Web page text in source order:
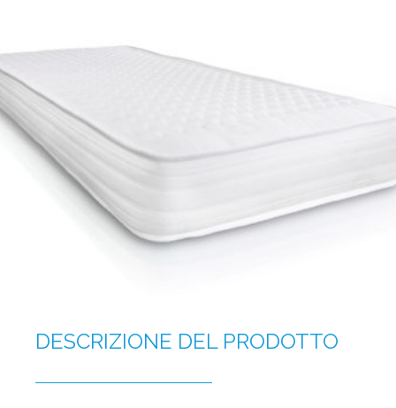
DESCRIZIONE DEL PRODOTTO